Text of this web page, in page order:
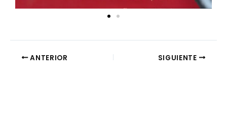
ANTERIOR SIGUIENTE